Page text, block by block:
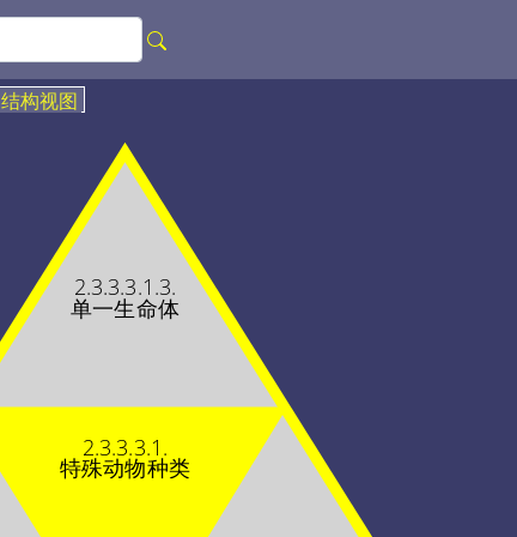
结构视图
2.3.3.3.1.
特殊动物种类
2.3.3.3.1.3.
单一生命体